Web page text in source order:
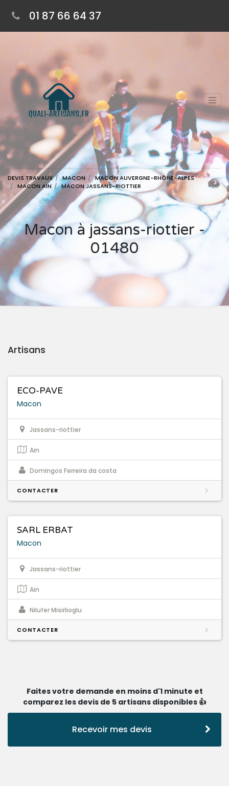
01 87 66 64 37
DEVIS TRAVAUX MACON
MACON AUVERGNE-RHÔNE-ALPES
MACON AIN
MACON JASSANS-RIOTTIER
Macon à jassans-riottier -
01480
Artisans
ECO-PAVE
Macon
Jassans-riottier
Ain
Domingos Ferreira da costa
CONTACTER
SARL ERBAT
Macon
Jassans-riottier
Ain
Nilufer Misirlioglu
CONTACTER
Faites votre demande en moins d'1 minute et
comparez les devis de 5 artisans disponibles 👍
Recevoir mes devis